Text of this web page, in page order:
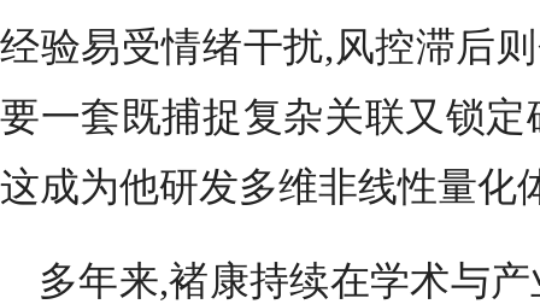
经验易受情绪干扰,风控滞后
要一套既捕捉复杂关联又锁
这成为他研发多维非线性量化
多年来,褚康持续在学术与